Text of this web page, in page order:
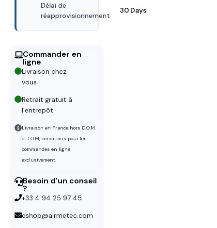
Délai de
réapprovisionnement
30 Days
Commander en
ligne
Livraison chez
vous
Retrait gratuit à
l’entrepôt
Livraison en France hors D.O.M.
et T.O.M, conditions pour les
commandes en ligne
exclusivement.
Besoin d'un conseil
?
+33 4 94 25 97 45
eshop@airmetec.com